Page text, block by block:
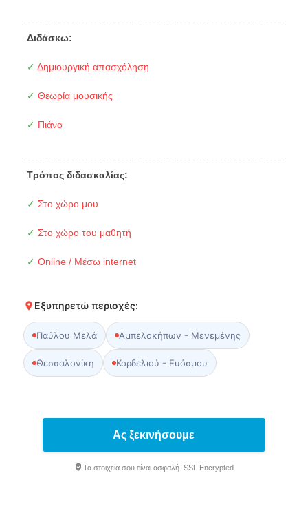
Διδάσκω:
✓ Δημιουργική απασχόληση
✓ Θεωρία μουσικής
✓ Πιάνο
Τρόπος διδασκαλίας:
✓ Στο χώρο μου
✓ Στο χώρο του μαθητή
✓ Online / Μέσω internet
Εξυπηρετώ περιοχές:
Παύλου Μελά Αμπελοκήπων - Μενεμένης
Θεσσαλονίκη Κορδελιού - Ευόσμου
Ας ξεκινήσουμε
Τα στοιχεία σου είναι ασφαλή. SSL Encrypted